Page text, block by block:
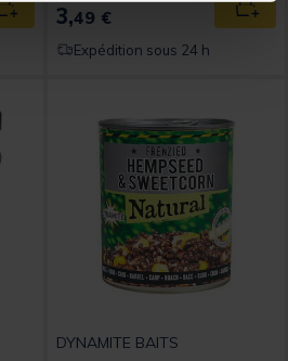
Ajouter au panier
3,49 €
Expédition sous 24 h
DYNAMITE BAITS